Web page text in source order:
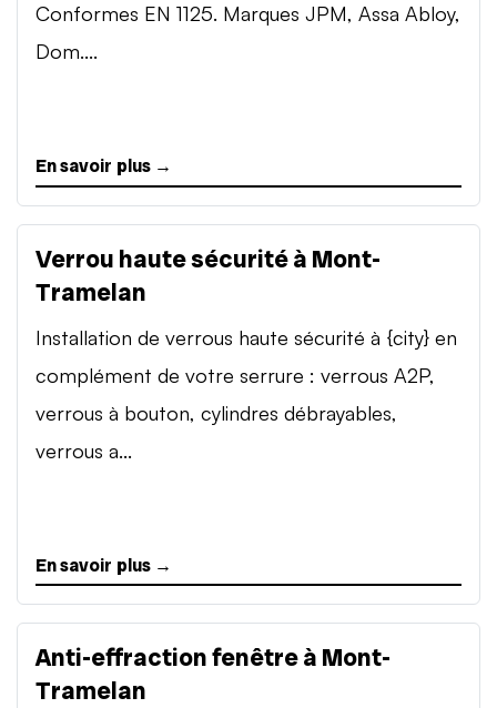
Conformes EN 1125. Marques JPM, Assa Abloy,
Dom....
En savoir plus →
Verrou haute sécurité à Mont-
Tramelan
Installation de verrous haute sécurité à {city} en
complément de votre serrure : verrous A2P,
verrous à bouton, cylindres débrayables,
verrous a...
En savoir plus →
Anti-effraction fenêtre à Mont-
Tramelan